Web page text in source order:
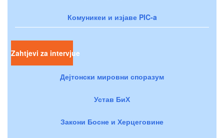
Комуникеи и изјаве PIC-a
Zahtjevi za intervjue
Дејтонски мировни споразум
Устав БиХ
Закони Босне и Херцеговине